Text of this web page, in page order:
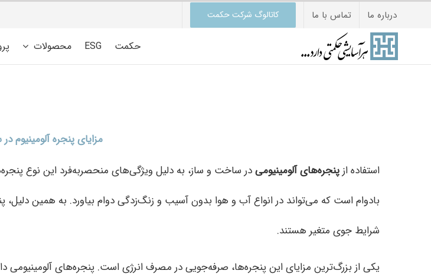
درباره ما تماس با ما کاتالوگ شرکت حکمت
حکمت ESG محصولات
مزایای پنجره‌ آلومینیوم
استفاده ازپنجره‌های آلومینیومیدر ساخت و ساز، به دلیل ویژگی‌های منحصربه‌فرد این نوع
بادوام است که می‌تواند در انواع آب و هوا بدون آسیب و زنگ‌زدگی دوام بیاورد. به همین دلیل،
شرایط جوی متغیر هستند.
یکی از بزرگ‌ترین مزایای این پنجره‌ها، صرفه‌جویی در مصرف انرژی است. پنجره‌های آلومینیومی